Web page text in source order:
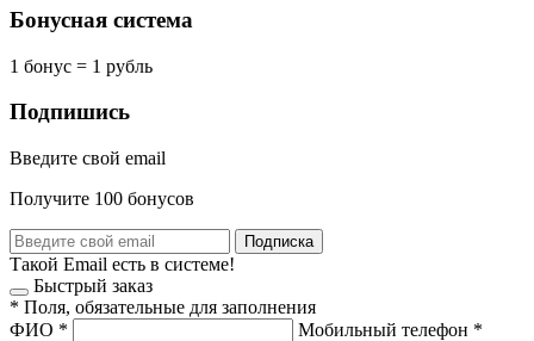
Бонусная система
1 бонус = 1 рубль
Подпишись
Введите свой email
Получите 100 бонусов
Подписка
Такой Email есть в системе!
Быстрый заказ
* Поля, обязательные для заполнения
ФИО * Мобильный телефон *